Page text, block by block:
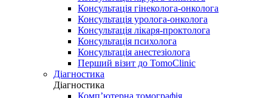
Консультація гінеколога-онколога
Консультація уролога-онколога
Консультація лікаря-проктолога
Консультація психолога
Консультація анестезіолога
Перший візит до TomoClinic
Діагностика
Діагностика
Комп’ютерна томографія